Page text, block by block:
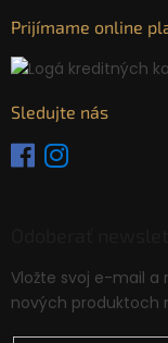
Prijímame online
Sledujte nás
Vložte svoj e-mail
nových produktoch